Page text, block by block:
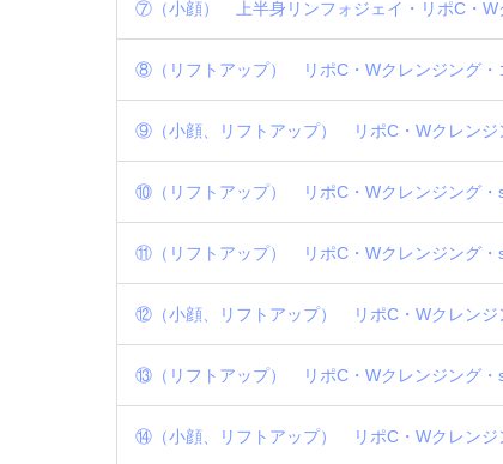
⑦（小顔） 上半身リンフォジェイ・リポC・W
⑧（リフトアップ） リポC・Wクレンジング・
⑨（小顔、リフトアップ） リポC・Wクレンジ
⑩（リフトアップ） リポC・Wクレンジング・
⑪（リフトアップ） リポC・Wクレンジング・
⑫（小顔、リフトアップ） リポC・Wクレンジ
⑬（リフトアップ） リポC・Wクレンジング・
⑭（小顔、リフトアップ） リポC・Wクレンジ